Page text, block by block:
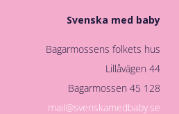
Svenska med baby
Bagarmossens folkets hus
Lillåvägen 44
128 45 Bagarmossen
mail@svenskamedbaby.se